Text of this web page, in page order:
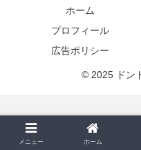
ホーム
プロフィール
広告ポリシー
© 2025 ドン
メニュー ホーム